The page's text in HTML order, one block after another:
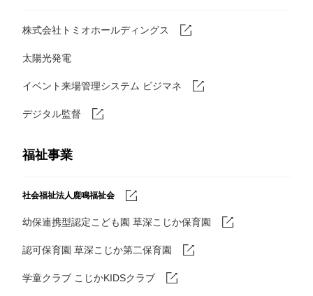
株式会社トミオホールディングス
太陽光発電
イベント来場管理システム ビジマネ
デジタル監督
福祉事業
社会福祉法人鹿鳴福祉会
幼保連携型認定こども園 草深こじか保育園
認可保育園 草深こじか第二保育園
学童クラブ こじかKIDSクラブ